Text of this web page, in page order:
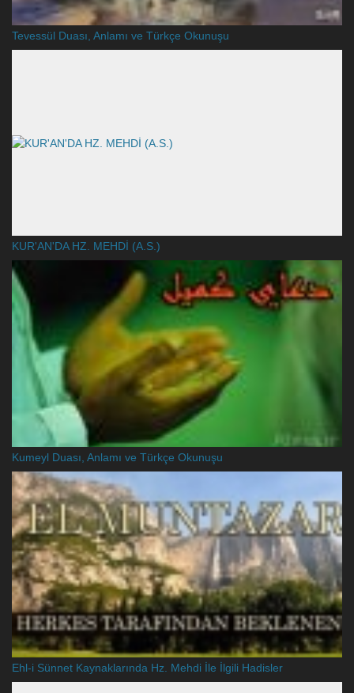
Tevessül Duası, Anlamı ve Türkçe Okunuşu
KUR'AN'DA HZ. MEHDİ (A.S.)
Kumeyl Duası, Anlamı ve Türkçe Okunuşu
Ehl-i Sünnet Kaynaklarında Hz. Mehdi İle İlgili Hadisler